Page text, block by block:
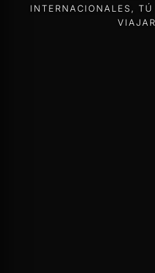
INTERNACIONALES, TÚ
VIAJAR